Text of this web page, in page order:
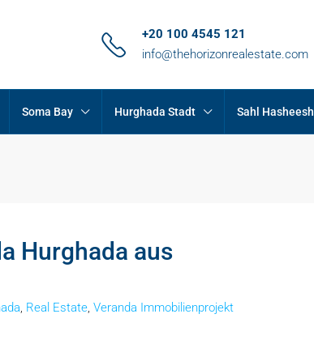
+20 100 4545 121
info@thehorizonrealestate.com
Soma Bay Hurghada Stadt Sahl Hasheesh
Hurghada aus
, Real Estate, Veranda Immobilienprojekt